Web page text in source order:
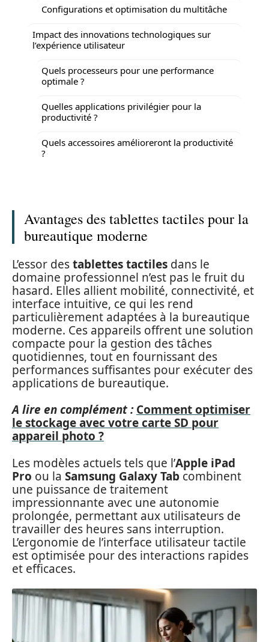
Configurations et optimisation du multitâche
Impact des innovations technologiques sur
l’expérience utilisateur
Quels processeurs pour une performance
optimale ?
Quelles applications privilégier pour la
productivité ?
Quels accessoires amélioreront la productivité
?
Avantages des tablettes tactiles pour la
bureautique moderne
L’essor destablettes tactiles dans le
domaine professionnel n’est pas le fruit du
hasard. Elles allient mobilité, connectivité, et
interface intuitive, ce qui les rend
particulièrement adaptées à la bureautique
moderne. Ces appareils offrent une solution
compacte pour la gestion des tâches
quotidiennes, tout en fournissant des
performances suffisantes pour exécuter des
applications de bureautique.
A lire en complément : Comment optimiser
le stockage avec votre carte SD pour
appareil photo ?
Les modèles actuels tels que l’Apple iPad
Pro ou la Samsung Galaxy Tab combinent
une puissance de traitement
impressionnante avec une autonomie
prolongée, permettant aux utilisateurs de
travailler des heures sans interruption.
L’ergonomie de l’interface utilisateur tactile
est optimisée pour des interactions rapides
et efficaces.